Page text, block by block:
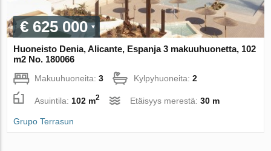
€ 625 000
Huoneisto Denia, Alicante, Espanja 3 makuuhuonetta, 102
m2 No. 180066
Makuuhuoneita:3 Kylpyhuoneita:2
Asuintila: 102 m2 Etäisyys merestä:30 m
Grupo Terrasun